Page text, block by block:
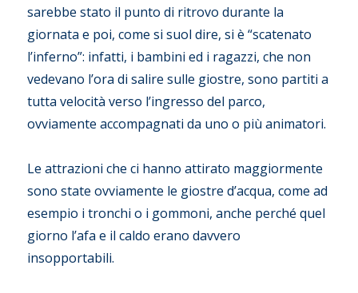
sarebbe stato il punto di ritrovo durante la
giornata e poi, come si suol dire, si è “scatenato
l’inferno”: infatti, i bambini ed i ragazzi, che non
vedevano l’ora di salire sulle giostre, sono partiti a
tutta velocità verso l’ingresso del parco,
ovviamente accompagnati da uno o più animatori.
Le attrazioni che ci hanno attirato maggiormente
sono state ovviamente le giostre d’acqua, come ad
esempio i tronchi o i gommoni, anche perché quel
giorno l’afa e il caldo erano davvero
insopportabili.